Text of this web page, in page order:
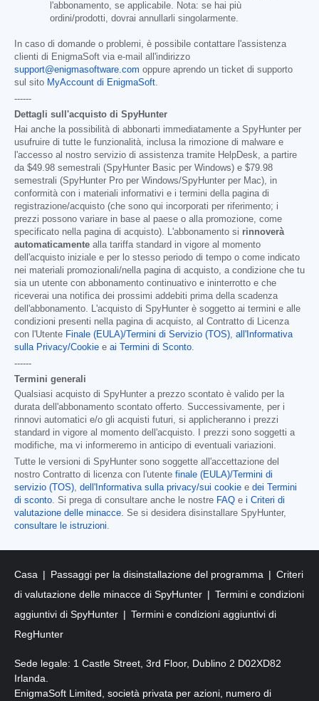
l'abbonamento, se applicabile. Nota: se hai più
ordini/prodotti, dovrai annullarli singolarmente.
In caso di domande o problemi, è possibile contattare l'assistenza
clienti di EnigmaSoft via e-mail all'indirizzo
support@enigmasoftware.com oppure aprendo un ticket di supporto
sul sito MyAccount di EnigmaSoft.
------
Dettagli sull'acquisto di SpyHunter
Hai anche la possibilità di abbonarti immediatamente a SpyHunter per
usufruire di tutte le funzionalità, inclusa la rimozione di malware e
l'accesso al nostro servizio di assistenza tramite HelpDesk, a partire
da $49.98 semestrali (SpyHunter Basic per Windows) e $79.98
semestrali (SpyHunter Pro per Windows/SpyHunter per Mac), in
conformità con i materiali informativi e i termini della pagina di
registrazione/acquisto (che sono qui incorporati per riferimento; i
prezzi possono variare in base al paese o alla promozione, come
specificato nella pagina di acquisto). L'abbonamento si rinnoverà
automaticamente alla tariffa standard in vigore al momento
dell'acquisto iniziale e per lo stesso periodo di tempo o come indicato
nei materiali promozionali/nella pagina di acquisto, a condizione che tu
sia un utente con abbonamento continuativo e ininterrotto e che
riceverai una notifica dei prossimi addebiti prima della scadenza
dell'abbonamento. L'acquisto di SpyHunter è soggetto ai termini e alle
condizioni presenti nella pagina di acquisto, al Contratto di Licenza
con l'Utente Finale (EULA)/Termini di Servizio (TOS), all'Informativa
sulla Privacy/Cookie e ai Termini di Sconto.
------
Termini generali
Qualsiasi acquisto di SpyHunter a prezzo scontato è valido per la
durata dell'abbonamento scontato offerto. Successivamente, per i
rinnovi automatici e/o gli acquisti futuri, si applicheranno i prezzi
standard in vigore al momento dell'acquisto. I prezzi sono soggetti a
modifiche, ma vi informeremo in anticipo di eventuali variazioni.
Tutte le versioni di SpyHunter sono soggette all'accettazione del
nostro Contratto di licenza con l'utente finale (EULA)/Termini di
servizio (TOS), dell'Informativa sulla privacy/sui cookie e dei Termini
di sconto. Si prega di consultare anche le nostre FAQ e i Criteri di
valutazione delle minacce. Se si desidera disinstallare SpyHunter,
consultare le istruzioni.
Casa Passaggi per la disinstallazione del programma
Criteri
di valutazione delle minacce di SpyHunter
Termini e condizioni
aggiuntivi di SpyHunter
Termini e condizioni aggiuntivi di
RegHunter
Sede legale: 1 Castle Street, 3rd Floor, Dublino 2 D02XD82
Irlanda.
EnigmaSoft Limited, società privata per azioni, numero di